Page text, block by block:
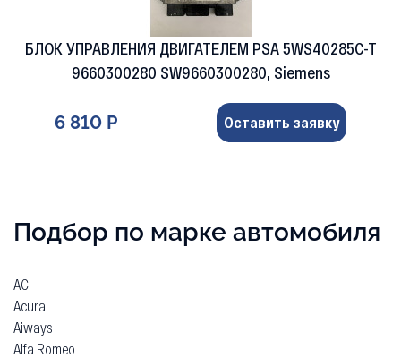
БЛОК УПРАВЛЕНИЯ ДВИГАТЕЛЕМ PSA 5WS40285C-T
9660300280 SW9660300280, Siemens
6 810 Р Оставить заявку
Подбор по марке автомобиля
AC
Acura
Aiways
Alfa Romeo